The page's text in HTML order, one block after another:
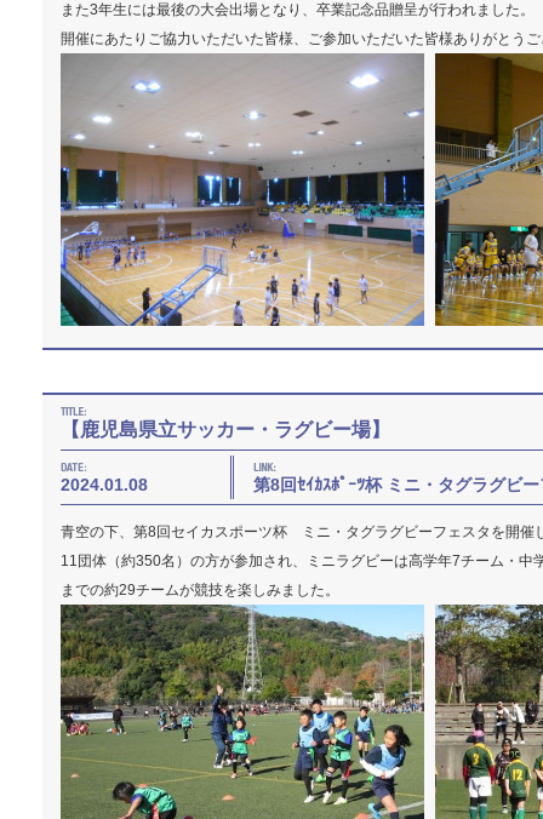
また3年生には最後の大会出場となり、卒業記念品贈呈が行われました。
開催にあたりご協力いただいた皆様、ご参加いただいた皆様ありがとう
【鹿児島県立サッカー・ラグビー場】
2024.01.08 第8回ｾｲｶｽﾎﾟｰﾂ杯 ミニ・タグラグビ
青空の下、第8回セイカスポーツ杯 ミニ・タグラグビーフェスタを開催
11団体（約350名）の方が参加され、ミニラグビーは高学年7チーム・中
までの約29チームが競技を楽しみました。